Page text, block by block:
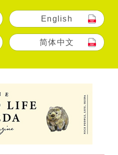
English
简体中文